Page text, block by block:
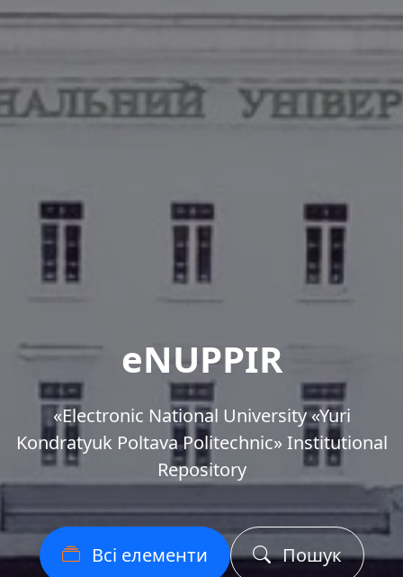
eNUPPIR
«Еlectronic National University «Yuri
Kondratyuk Poltava Politechnic» Institutional
Repository
Всі елементи Пошук